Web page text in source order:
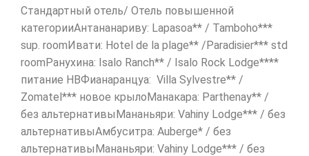
Стандартный отель/ Отель повышенной
категорииАнтананариву: Lapasoa** / Tamboho***
sup. roomИвати: Hotel de la plage** /Paradisier*** std
roomРанухина: Isalo Ranch** / Isalo Rock Lodge****
питание НВФианаранцуа: Villa Sylvestre** /
Zomatel*** новое крылоМанакара: Parthenay** /
без альтернативыМананьяри: Vahiny Lodge*** / без
альтернативыАмбуситра: Auberge* / без
альтернативыМананьяри: Vahiny Lodge*** / без